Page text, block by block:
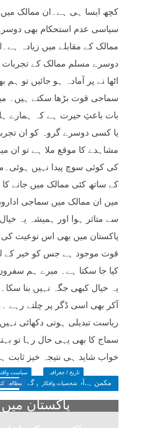
کچھ ایسا ہی ہے۔ان ممالک میں
سیاسی عدم استحکام بھی
ممالک کے مقابلے میں زیادہ
دوسرے مسلم ممالک کے تجربات
اٹھا نے پر آمادہ ہو جائیں تو ہم
سماجی قوت بڑھا سکتے ہیں۔
بات باعثِ حیرت ہے کہ ہمارے
یا کسی دوسرے گروہ کو ان
مشاہدے کا موقع ملا ہے تو ان
کی کوئی سوچ پیدا نہیں
کے ساتھ کئی ممالک میں جانے کا
میں ان ممالک میں سماجی
سے متاثر ہوا اور ہمیشہ یہ خیال
پاکستان میں بھی اس نوعیت
قوت موجود ہے جس کو خیر کے
کیا جا سکتا ہے۔ میرے ہم
یہ خیال کبھی جگہ نہیں بنا
آکر بھی اسی ڈگر پر چلتے رہے
ریاست تبدیلی ہوتی دکھائی
سماج کا بھی یہی حال رہا تو
خواب شاید ہی نتیجہ خیز ثابت
مکمن ہےآپ پسند فرمائیں گے
تاریخ / جغرافیہ
سیاست
شخصیات وافکار
مطالعہ
پاکستان میں